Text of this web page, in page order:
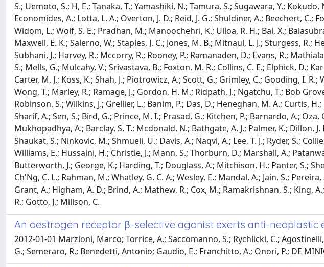
S.; Uemoto, S.; H, E.; Tanaka, T.; Yamashiki, N.; Tamura, S.; Sugawara, Y.;
Economides, A.; Lotta, L. A.; Overton, J. D.; Reid, J. G.; Shuldiner, A.; Beechert, C.;
Widom, L.; Wolf, S. E.; Pradhan, M.; Manoochehri, K.; Ulloa, R. H.; Bai, X.;
Maxwell, E. K.; Salerno, W.; Staples, J. C.; Jones, M. B.; Mitnaul, L. J.; Sturgess, R.;
Subhani, J.; Harvey, R.; Mccorry, R.; Rooney, P.; Ramanaden, D.; Evans, R.;
S.; Mells, G.; Mulcahy, V.; Srivastava, B.; Foxton, M. R.; Collins, C. E.; Elphick, D.;
Carter, M. J.; Koss, K.; Shah, J.; Piotrowicz, A.; Scott, G.; Grimley, C.; Gooding, I.
Wong, T.; Marley, R.; Ramage, J.; Gordon, H. M.; Ridpath, J.; Ngatchu, T.; Bob
Robinson, S.; Wilkins, J.; Grellier, L.; Banim, P.; Das, D.; Heneghan, M. A.; Curtis,
Sharif, A.; Sen, S.; Bird, G.; Prince, M. I.; Prasad, G.; Kitchen, P.; Barnardo, A.;
Mukhopadhya, A.; Barclay, S. T.; Mcdonald, N.; Bathgate, A. J.; Palmer, K.; Dillon,
Shaukat, S.; Ninkovic, M.; Shmueli, U.; Davis, A.; Naqvi, A.; Lee, T. J.; Ryder, S.;
Williams, E.; Hussaini, H.; Christie, J.; Mann, S.; Thorburn, D.; Marshall, A.;
Butterworth, J.; George, K.; Harding, T.; Douglass, A.; Mitchison, H.; Panter, S.;
Ch'Ng, C. L.; Rahman, M.; Whatley, G. C. A.; Wesley, E.; Mandal, A.; Jain, S.;
Grant, A.; Higham, A. D.; Brind, A.; Mathew, R.; Cox, M.; Ramakrishnan, S.; King,
R.; Gotto, J.; Millson, C.
An oestrogen receptor β-selective agonist exerts anti-
2012-01-01 Marzioni, Marco; Torrice, A.; Saccomanno, S.; Rychlicki, C.;
G.; Semeraro, R.; Benedetti, Antonio; Gaudio, E.; Franchitto, A.; Onori, P.; DE